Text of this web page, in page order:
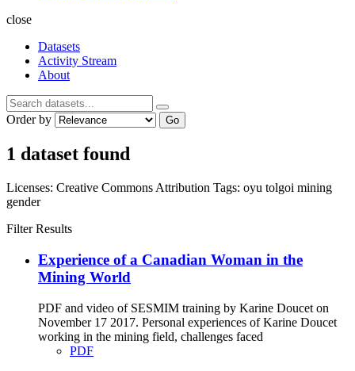
close
Datasets
Activity Stream
About
Order by Go
1 dataset found
Licenses: Creative Commons Attribution Tags: oyu tolgoi mining
gender
Filter Results
Experience of a Canadian Woman in the
Mining World
PDF and video of SESMIM training by Karine Doucet on
November 17 2017. Personal experiences of Karine Doucet
working in the mining field, challenges faced
PDF